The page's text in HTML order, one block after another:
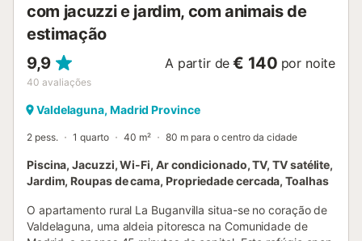
com jacuzzi e jardim, com animais de
estimação
9,9
40 avaliações
A partir de € 140 por noite
Valdelaguna, Madrid Province
2 pess. 1 quarto 40 m² 80 m para o centro da cidade
Piscina, Jacuzzi, Wi-Fi, Ar condicionado, TV, TV satélite,
Jardim, Roupas de cama, Propriedade cercada, Toalhas
O apartamento rural La Buganvilla situa-se no coração de
Valdelaguna, uma aldeia pitoresca na Comunidade de